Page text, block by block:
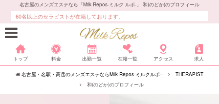
名古屋のメンズエステなら「Milk Repos-ミルク ルポ-」 和(のどか)のプロフィール
60名以上のセラピストが在籍しております。
トップ 料金 出勤一覧 在籍一覧 アクセス 求人
名古屋・名駅・高岳のメンズエステならMilk Repos-ミルクルポ--
THERAPIST
和(のどか)のプロフィール